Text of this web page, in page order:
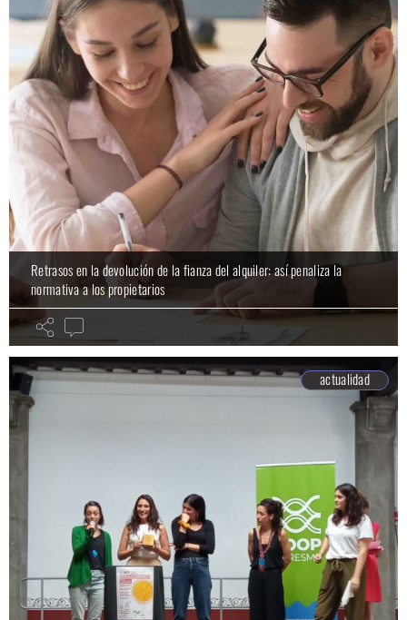
Retrasos en la devolución de la fianza del alquiler: así penaliza la
normativa a los propietarios
actualidad